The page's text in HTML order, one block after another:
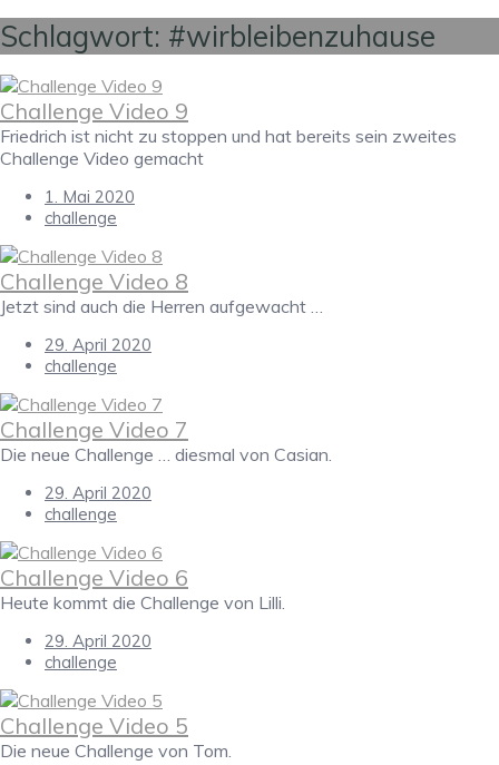
Schlagwort: #wirbleibenzuhause
Challenge Video 9
Friedrich ist nicht zu stoppen und hat bereits sein zweites
Challenge Video gemacht
1. Mai 2020
challenge
Challenge Video 8
Jetzt sind auch die Herren aufgewacht …
29. April 2020
challenge
Challenge Video 7
Die neue Challenge … diesmal von Casian.
29. April 2020
challenge
Challenge Video 6
Heute kommt die Challenge von Lilli.
29. April 2020
challenge
Challenge Video 5
Die neue Challenge von Tom.